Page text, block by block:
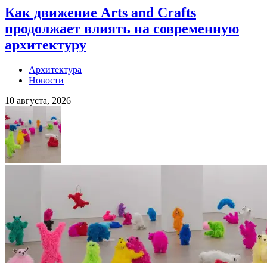
Как движение Arts and Crafts
продолжает влиять на современную
архитектуру
Архитектура
Новости
10 августа, 2026